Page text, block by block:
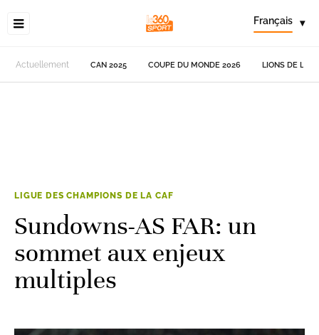
Français ▾
Actuellement CAN 2025 COUPE DU MONDE 2026 LIONS DE
LIGUE DES CHAMPIONS DE LA CAF
Sundowns-AS FAR: un
sommet aux enjeux
multiples